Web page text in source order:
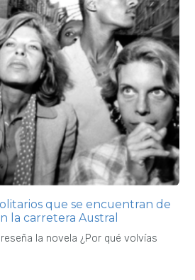
que se encuentran de
la carretera Austral
la novela ¿Por qué volvías